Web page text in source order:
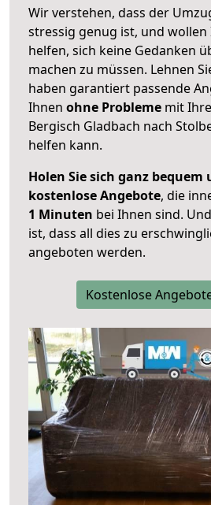
Wir verstehen, dass der
stressig genug ist, und wollen
helfen, sich keine Gedanken
machen zu müssen. Lehnen
haben garantiert passende
Ihnen ohne Probleme mit
Bergisch Gladbach nach
helfen kann.
Holen Sie sich ganz bequem
kostenlose Angebote, die
1 Minuten bei Ihnen sind.
ist, dass all dies zu
angeboten werden.
Kostenlose